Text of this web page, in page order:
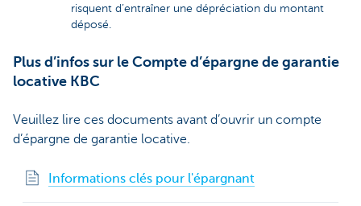
risquent d’entraîner une dépréciation du montant
déposé.
Plus d’infos sur le Compte d’épargne de garantie
locative KBC
Veuillez lire ces documents avant d’ouvrir un compte
d’épargne de garantie locative.
Informations clés pour l'épargnant